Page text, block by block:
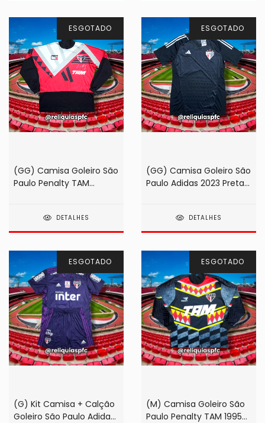
ESGOTADO
(GG) Camisa Goleiro São
Paulo Penalty TAM
DETALHES
ESGOTADO
(GG) Camisa Goleiro São
Paulo Adidas 2023 Preta
DETALHES
ESGOTADO
(G) Kit Camisa + Calção
Goleiro São Paulo Adidas
ESGOTADO
(M) Camisa Goleiro São
Paulo Penalty TAM 1995